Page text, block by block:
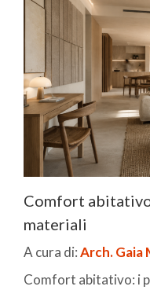
Comfort
materiali
A cura di:Arch. Gaia
Comfort abitativo: i